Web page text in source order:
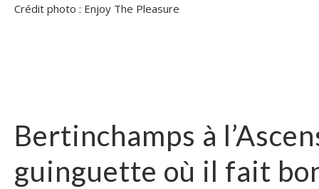
Crédit photo : Enjoy The Pleasure
Bertinchamps à
guinguette où il fait